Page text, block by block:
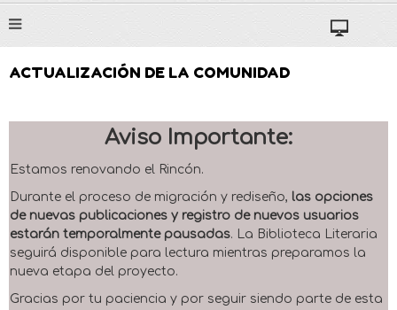
ACTUALIZACIÓN DE LA COMUNIDAD
Aviso Importante:
Estamos renovando el Rincón.
Durante el proceso de migración y rediseño, las opciones
de nuevas publicaciones y registro de nuevos usuarios
estarán temporalmente pausadas. La Biblioteca Literaria
seguirá disponible para lectura mientras preparamos la
nueva etapa del proyecto.
Gracias por tu paciencia y por seguir siendo parte de esta